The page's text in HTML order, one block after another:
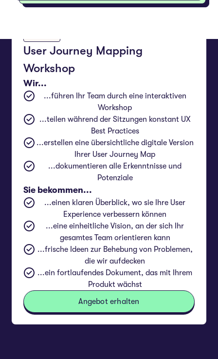
User Journey Mapping
Workshop
Wir...
...führen Ihr Team durch eine interaktiven
Workshop
...teilen während der Sitzungen konstant UX
Best Practices
...erstellen eine übersichtliche digitale Version
Ihrer User Journey Map
...dokumentieren alle Erkenntnisse und
Potenziale
Sie bekommen...
...einen klaren Überblick, wo sie Ihre User
Experience verbessern können
...eine einheitliche Vision, an der sich Ihr
gesamtes Team orientieren kann
...frische Ideen zur Behebung von Problemen,
die wir aufdecken
...ein fortlaufendes Dokument, das mit Ihrem
Produkt wächst
Angebot erhalten